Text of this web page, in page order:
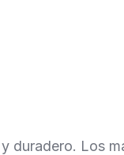
duradero. Los